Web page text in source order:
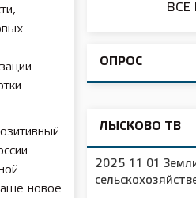
новое
ОПРОС
ЛЫСКОВО ТВ
2025 11 01
площадка в д/с